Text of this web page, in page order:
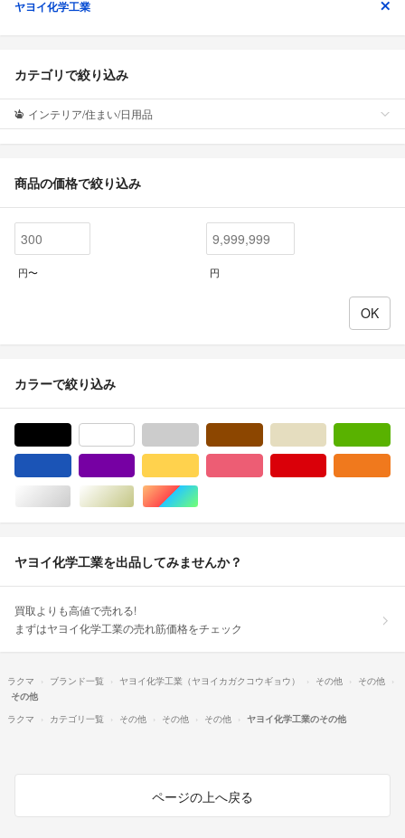
ヤヨイ化学工業
カテゴリで絞り込み
インテリア/住まい/日用品
商品の価格で絞り込み
円〜 円
カラーで絞り込み
シルバー/銀色系ゴールド/金色系マルチカラー
ヤヨイ化学工業を出品してみませんか？
買取よりも高値で売れる!
まずはヤヨイ化学工業の売れ筋価格をチェック
ラクマ ブランド一覧 ヤヨイ化学工業（ヤヨイカガクコウギョウ） その他
その他
その他
ラクマ
カテゴリ一覧 その他 その他 その他 ヤヨイ化学工業のその他
ページの上へ戻る